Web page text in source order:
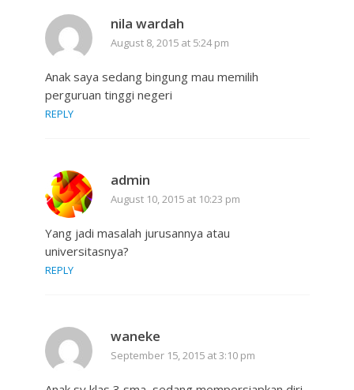
nila wardah
August 8, 2015 at 5:24 pm
Anak saya sedang bingung mau memilih
perguruan tinggi negeri
REPLY
admin
August 10, 2015 at 10:23 pm
Yang jadi masalah jurusannya atau
universitasnya?
REPLY
waneke
September 15, 2015 at 3:10 pm